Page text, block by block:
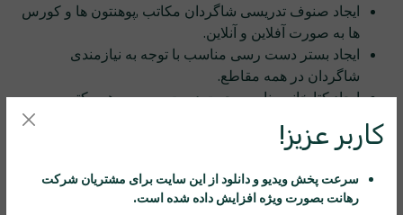
ایجاد صنوف تدریسی شاگردان مکاتب ,پوهنتون ها و کورس
ها به صورت آفلاین و آنلاین.
ایجاد بستر دست رسی مناسب با توجه به نیازمندی
شاگردان در همه مقاطع.
ایجاد کتابخانه مناسب جهت دست رسی به همه کتوب
کمک در جهت ارتقاع سطح علمی شاگردان در همه سطوح.
توجه به نیازمندی.
برگذاری امتحان ها شاگردان از طریق وب سایت.
کاربر عزیز!
سرعت پخش ویدیو و دانلود از این سایت برای مشتریان شرکت
رهانت بصورت ویژه افزایش داده شده است.